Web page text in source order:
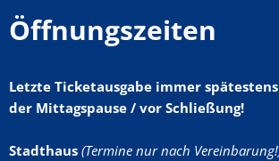
Öffnungszeiten
Letzte Ticketausgabe immer
der Mittagspause / vor Schließung!
Stadthaus (Termine nur nach